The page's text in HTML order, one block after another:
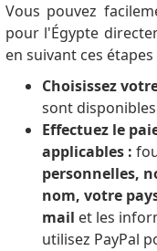
Vous pouvez
pour l'Égypte
en suivant ces
Choisissez
sont
Effectuez le
applicables :
personnelles,
nom, votre
mail et les
utilisez PayPal